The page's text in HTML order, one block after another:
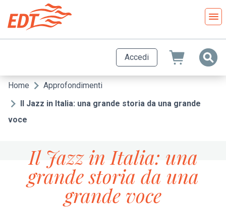
contenuto
principale
Accedi
Briciole
di
pane
Home
Approfondimenti
Il Jazz in Italia: una grande storia da una grande
voce
Il Jazz in Italia: una
grande storia da una
grande voce